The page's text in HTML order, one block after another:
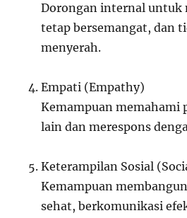
Dorongan internal untuk
tetap bersemangat, dan
menyerah.
Empati (Empathy)
Kemampuan memahami
lain dan merespons
Keterampilan Sosial
Kemampuan
sehat, berkomunikasi